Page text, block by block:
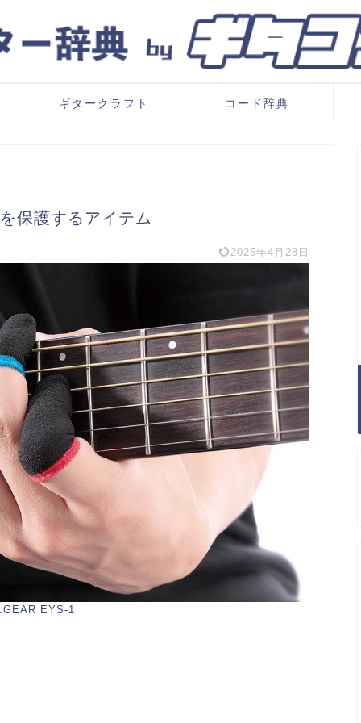
ギタークラフト コード辞典
保護するアイテム
2025年4月28日
EYS-1